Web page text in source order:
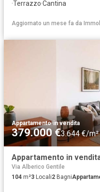
·Terrazzo·Cantina
Aggiornato un mese fa da
Appartamento·in vendita
379.000 €3.644 €/m²
Appartamento in
Via Alberico Gentile
104 m²3 Locali2 Bagni